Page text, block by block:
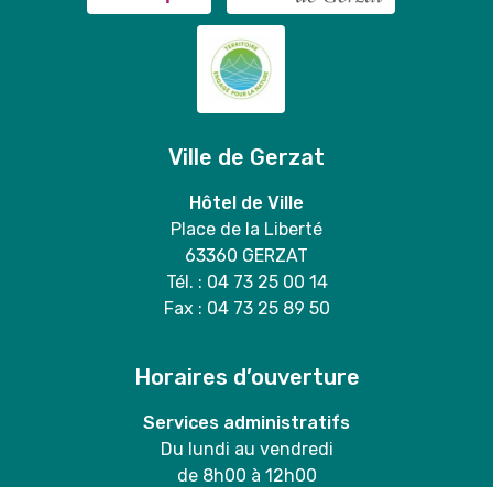
Ville de Gerzat
Hôtel de Ville
Place de la Liberté
63360 GERZAT
Tél. : 04 73 25 00 14
Fax : 04 73 25 89 50
Horaires d’ouverture
Services administratifs
Du lundi au vendredi
de 8h00 à 12h00